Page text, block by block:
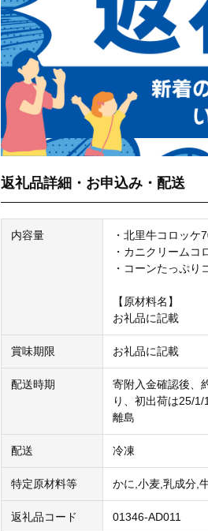
返礼品詳細・お申込み・配送
内容量
・北里牛コロッケ
・カニクリームコ
・コーンたっぷり
【原材料名】
お礼品に記載
賞味期限 お礼品に記載
配送時期
寄附入金確認後、
り、初出荷は25/
離島
配送 冷凍
特定原材料等 かに,小麦,乳成分,
返礼品コード 01346-AD011